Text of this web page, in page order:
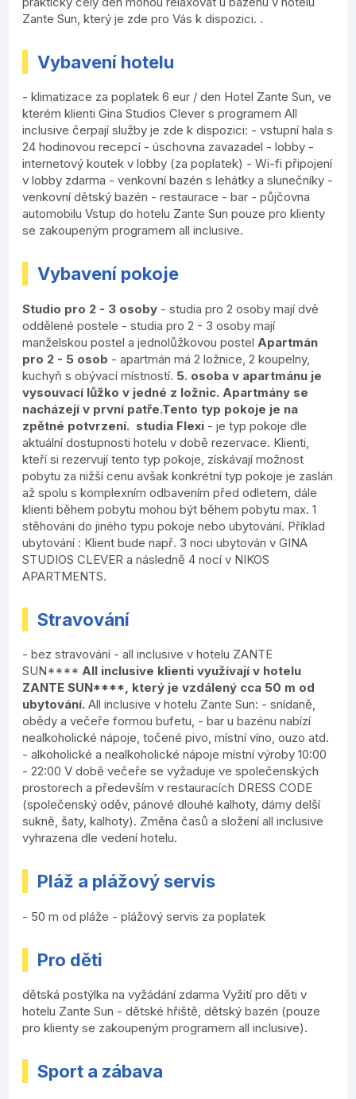
Zante Sun, který je zde pro Vás k dispozici. .
Vybavení hotelu
- klimatizace za poplatek 6 eur / den Hotel Zante Sun, ve
kterém klienti Gina Studios Clever s programem All
inclusive čerpají služby je zde k dispozici: - vstupní hala s
24 hodinovou recepcí - úschovna zavazadel - lobby -
internetový koutek v lobby (za poplatek) - Wi-fi připojení
v lobby zdarma - venkovní bazén s lehátky a slunečníky -
venkovní dětský bazén - restaurace - bar - půjčovna
automobilu Vstup do hotelu Zante Sun pouze pro klienty
se zakoupeným programem all inclusive.
Vybavení pokoje
Studio pro 2 - 3 osoby - studia pro 2 osoby mají dvě
oddělené postele - studia pro 2 - 3 osoby mají
manželskou postel a jednolůžkovou postel Apartmán
pro 2 - 5 osob - apartmán má 2 ložnice, 2 koupelny,
kuchyň s obývací místností. 5. osoba v apartmánu je
vysouvací lůžko v jedné z ložnic. Apartmány se
nacházejí v první patře.Tento typ pokoje je na
zpětné potvrzení. studia Flexi - je typ pokoje dle
aktuální dostupnosti hotelu v době rezervace. Klienti,
kteří si rezervují tento typ pokoje, získávají možnost
pobytu za nižší cenu avšak konkrétní typ pokoje je zaslán
až spolu s komplexním odbavením před odletem, dále
klienti během pobytu mohou být během pobytu max. 1
stěhováni do jiného typu pokoje nebo ubytování. Příklad
ubytování : Klient bude např. 3 noci ubytován v GINA
STUDIOS CLEVER a následně 4 nocí v NIKOS
APARTMENTS.
Stravování
- bez stravování - all inclusive v hotelu ZANTE
SUN****All inclusive klienti využívají v hotelu
ZANTE SUN****, který je vzdálený cca 50 m od
ubytování. All inclusive v hotelu Zante Sun: - snídaně,
obědy a večeře formou bufetu, - bar u bazénu nabízí
nealkoholické nápoje, točené pivo, místní víno, ouzo atd.
- alkoholické a nealkoholické nápoje místní výroby 10:00
- 22:00 V době večeře se vyžaduje ve společenských
prostorech a především v restauracích DRESS CODE
(společenský oděv, pánové dlouhé kalhoty, dámy delší
sukně, šaty, kalhoty). Změna časů a složení all inclusive
vyhrazena dle vedení hotelu.
Pláž a plážový servis
- 50 m od pláže - plážový servis za poplatek
Pro děti
dětská postýlka na vyžádání zdarma Vyžití pro děti v
hotelu Zante Sun - dětské hřiště, dětský bazén (pouze
pro klienty se zakoupeným programem all inclusive).
Sport a zábava